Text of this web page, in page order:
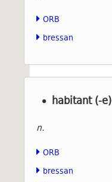
ORB
bressan
habitant (-e)
n.
ORB
bressan